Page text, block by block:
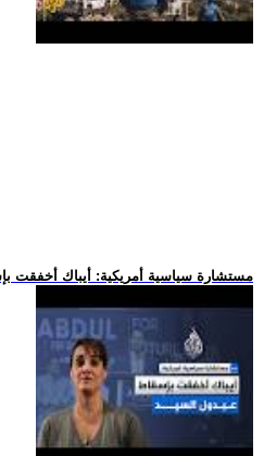
.. مستشارة سياسية أمريكية: أيباك أخفقت